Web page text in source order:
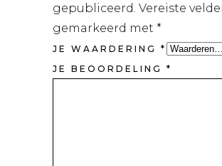
gepubliceerd. Vereiste
gemarkeerd met *
JE WAARDERING *
JE BEOORDELING *